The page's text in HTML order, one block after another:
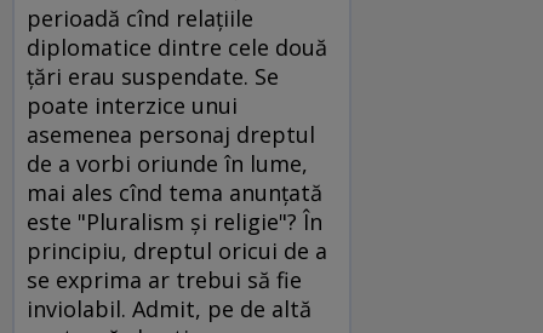
perioadă cînd relaţiile
diplomatice dintre cele două
ţări erau suspendate. Se
poate interzice unui
asemenea personaj dreptul
de a vorbi oriunde în lume,
mai ales cînd tema anunţată
este "Pluralism şi religie"? În
principiu, dreptul oricui de a
se exprima ar trebui să fie
inviolabil. Admit, pe de altă